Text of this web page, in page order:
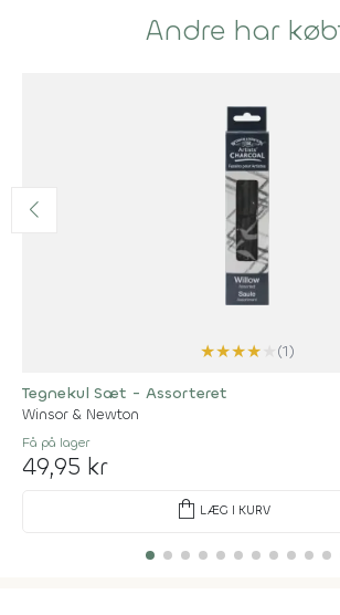
Andre har
★★★★
(1)
Tegnekul Sæt - Assorteret
Winsor & Newton
Få på lager
49,95 kr
shopping_bag LÆG I KURV